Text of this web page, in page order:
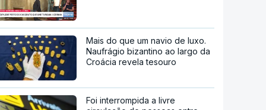
Mais do que um navio de luxo.
Naufrágio bizantino ao largo da
Croácia revela tesouro
Foi interrompida a livre